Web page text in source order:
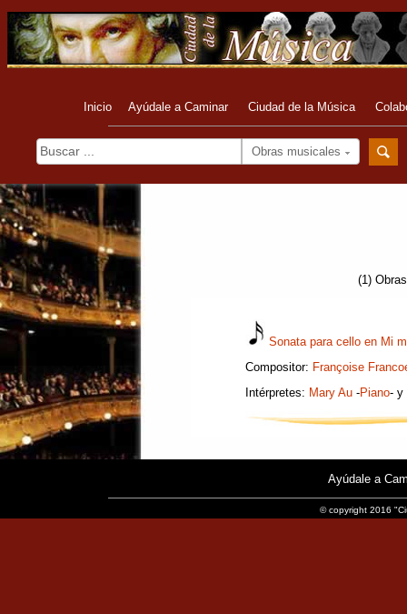
Inicio Ayúdale a Caminar Ciudad de la Música
Obras musicales
(1)
Sonata para cello en Mi
Compositor: Françoise
Intérpretes: Mary Au -Piano- y
Ayúdale a
© copyright 2016